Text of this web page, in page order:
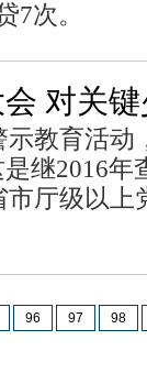
7次。
对关
教育活动
继2016
厅级以上
96 97 98